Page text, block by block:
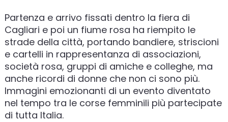
Partenza e arrivo fissati dentro la fiera di
Cagliari e poi un fiume rosa ha riempito le
strade della città, portando bandiere, striscioni
e cartelli in rappresentanza di associazioni,
società rosa, gruppi di amiche e colleghe, ma
anche ricordi di donne che non ci sono più.
Immagini emozionanti di un evento diventato
nel tempo tra le corse femminili più partecipate
di tutta Italia.